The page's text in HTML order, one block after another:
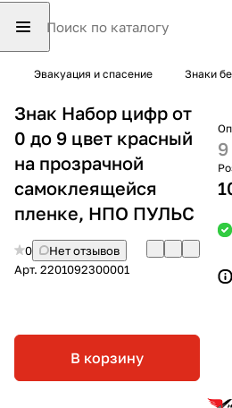
Эвакуация и спасение Знаки
Знак Набор цифр от
0 до 9 цвет красный
на прозрачной
самоклеящейся
пленке, НПО ПУЛЬС
0
Нет отзывов
Арт. 2201092300001
В корзину